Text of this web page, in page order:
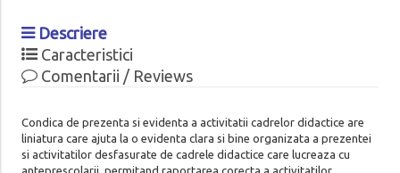
Descriere
Caracteristici
Comentarii / Reviews
Condica de prezenta si evidenta a activitatii cadrelor didactice are
liniatura care ajuta la o evidenta clara si bine organizata a prezentei
si activitatilor desfasurate de cadrele didactice care lucreaza cu
anteprescolarii, permitand raportarea corecta a activitatilor.